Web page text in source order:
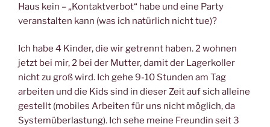
Haus kein – „Kontaktverbot“ habe und eine Party
veranstalten kann (was ich natürlich nicht tue)?
Ich habe 4 Kinder, die wir getrennt haben. 2 wohnen
jetzt bei mir, 2 bei der Mutter, damit der Lagerkoller
nicht zu groß wird. Ich gehe 9-10 Stunden am Tag
arbeiten und die Kids sind in dieser Zeit auf sich alleine
gestellt (mobiles Arbeiten für uns nicht möglich, da
Systemüberlastung). Ich sehe meine Freundin seit 3